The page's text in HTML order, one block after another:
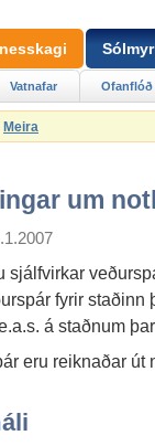
Meira
um
sjálfvirkar
fyrir staðinn
á staðnum
eru reiknaðar út
Vatnafar Ofanflóð